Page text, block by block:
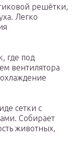
решётки,
Легко
где под
вентилятора
сетки с
Собирает
животных,